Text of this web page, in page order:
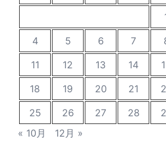
4
5 6 7
11
12 13 14
18
19 20 21
25
26 27 28
« 10月
12月 »